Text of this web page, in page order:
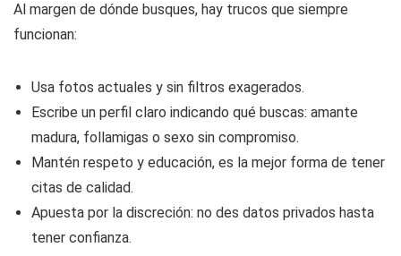
Al margen de dónde busques, hay trucos que siempre
funcionan:
Usa fotos actuales y sin filtros exagerados.
Escribe un perfil claro indicando qué buscas: amante
madura, follamigas o sexo sin compromiso.
Mantén respeto y educación, es la mejor forma de tener
citas de calidad.
Apuesta por la discreción: no des datos privados hasta
tener confianza.